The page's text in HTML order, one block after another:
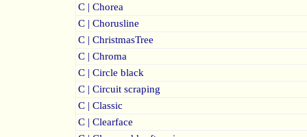
C | Chorea
C | Chorusline
C | ChristmasTree
C | Chroma
C | Circle black
C | Circuit scraping
C | Classic
C | Clearface